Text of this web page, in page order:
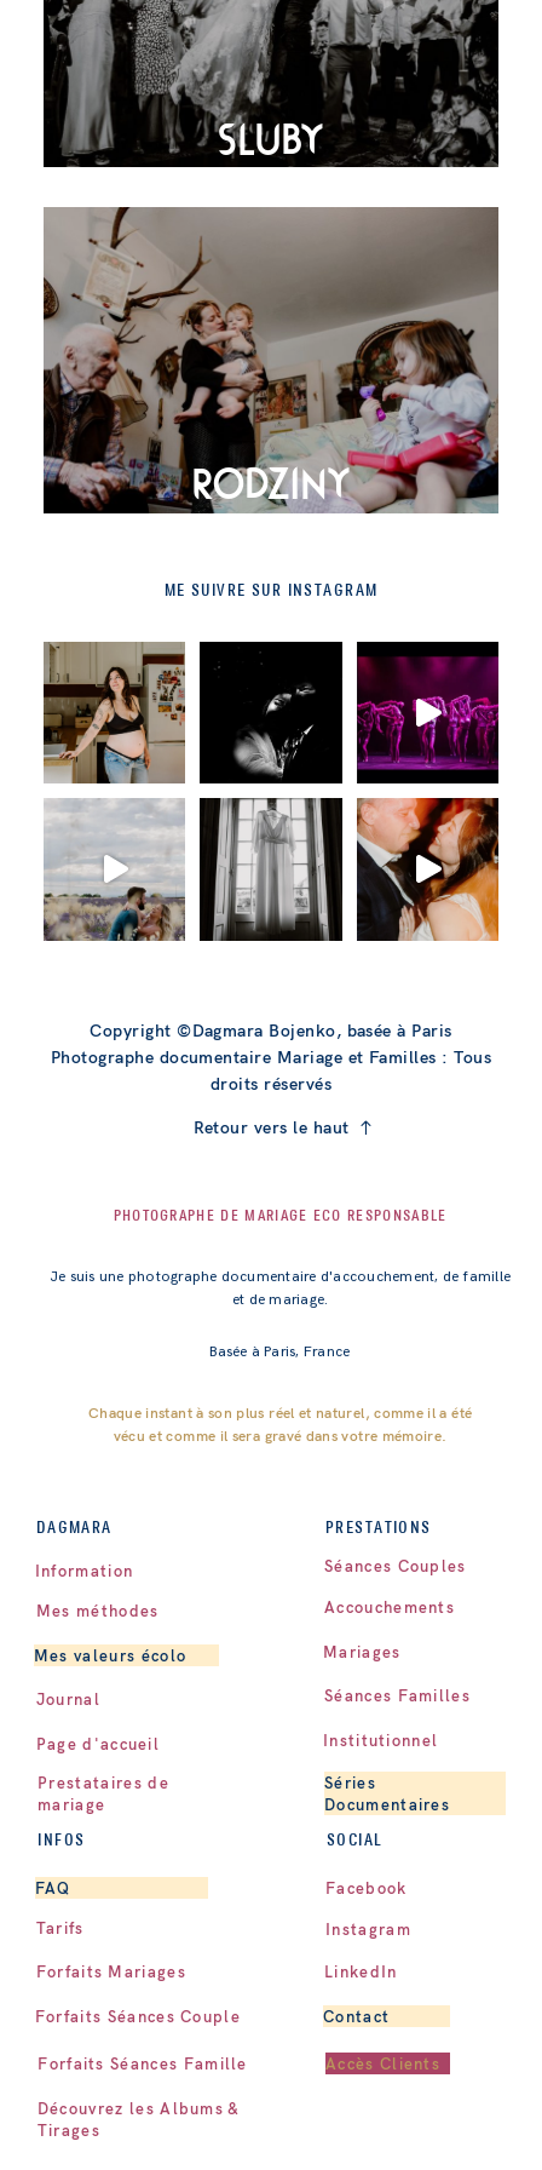
rodziny
sluby
ME SUIVRE SUR INSTAGRAM
Copyright ©Dagmara Bojenko, basée à Paris
Photographe documentaire Mariage et Familles : Tous
droits réservés
Retour vers le haut
Je suis une photographe documentaire d'accouchement, de famille
et de mariage.
Basée à Paris, France
Chaque instant à son plus réel et naturel, comme il a été
vécu et comme il sera gravé dans votre mémoire.
PHOTOGRAPHE DE MARIAGE ECO RESPONSABLE
DAGMARA
Information
Mes valeurs écolo
Journal
Page d'accueil
Prestataires de
mariage
Mes méthodes
PRESTATIONS
Séances Couples
Accouchements
Séances Familles
Institutionnel
Séries
Documentaires
Mariages
INFOS
FAQ
Forfaits Séances Couple
Forfaits Séances Famille
Découvrez les Albums &
Tirages
Accès Clients
Tarifs
Forfaits Mariages
SOCIAL
Contact
LinkedIn
Facebook
Instagram